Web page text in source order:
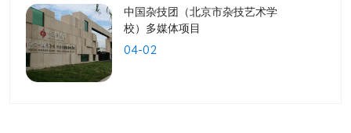
中国杂技团（北京市杂技艺术学
校）多媒体项目
04-02